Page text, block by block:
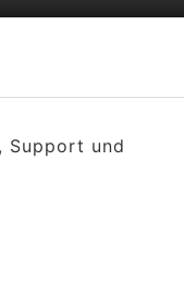
Support und